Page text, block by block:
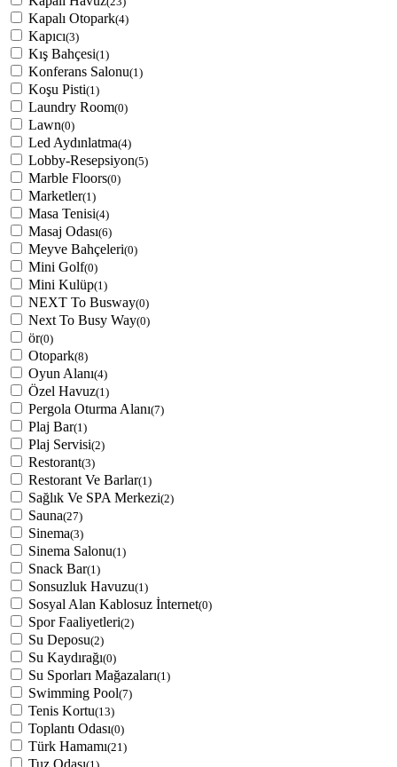
Kapalı Otopark(4)
Kapıcı(3)
Kış Bahçesi(1)
Konferans Salonu(1)
Koşu Pisti(1)
Laundry Room(0)
Lawn(0)
Led Aydınlatma(4)
Lobby-Resepsiyon(5)
Marble Floors(0)
Marketler(1)
Masa Tenisi(4)
Masaj Odası(6)
Meyve Bahçeleri(0)
Mini Golf(0)
Mini Kulüp(1)
NEXT To Busway(0)
Next To Busy Way(0)
ör(0)
Otopark(8)
Oyun Alanı(4)
Özel Havuz(1)
Pergola Oturma Alanı(7)
Plaj Bar(1)
Plaj Servisi(2)
Restorant(3)
Restorant Ve Barlar(1)
Sağlık Ve SPA Merkezi(2)
Sauna(27)
Sinema(3)
Sinema Salonu(1)
Snack Bar(1)
Sonsuzluk Havuzu(1)
Sosyal Alan Kablosuz İnternet(0)
Spor Faaliyetleri(2)
Su Deposu(2)
Su Kaydırağı(0)
Su Sporları Mağazaları(1)
Swimming Pool(7)
Tenis Kortu(13)
Toplantı Odası(0)
Türk Hamamı(21)